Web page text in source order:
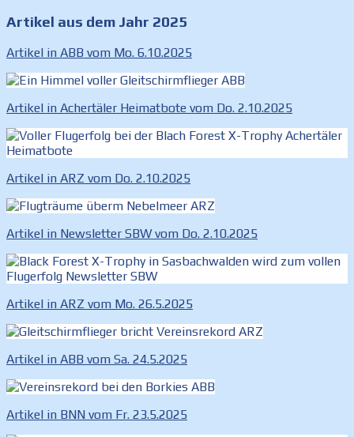
Artikel aus dem Jahr 2025
Artikel in ABB vom Mo. 6.10.2025
Artikel in Achertäler Heimatbote vom Do. 2.10.2025
Artikel in ARZ vom Do. 2.10.2025
Artikel in Newsletter SBW vom Do. 2.10.2025
Artikel in ARZ vom Mo. 26.5.2025
Artikel in ABB vom Sa. 24.5.2025
Artikel in BNN vom Fr. 23.5.2025